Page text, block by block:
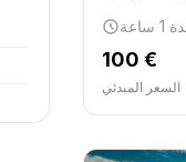
ساعة
100 €
السعر المبدئي